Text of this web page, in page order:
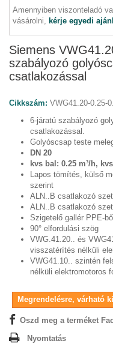
Amennyiben viszonteladó
vásárolni, kérje egyedi
Siemens
szabályozó
csatlakozással
Cikkszám: VWG41.20-0.25-
6-járatú szabályozó
csatlakozással.
Golyóscsap teste
DN 20
kvs bal: 0.25 m³/h,
Lapos tömítés, külső
szerint
ALN..B csatlakozó
ALN..B csatlakozó
Szigetelő gallér PPE-
90° elfordulási szög
VWG.41.20.. és
visszatérítés nélküli
VWG41.10.. szintén
nélküli elektromotoros
Megrendelésre, várható
Oszd meg a terméket
Nyomtatás